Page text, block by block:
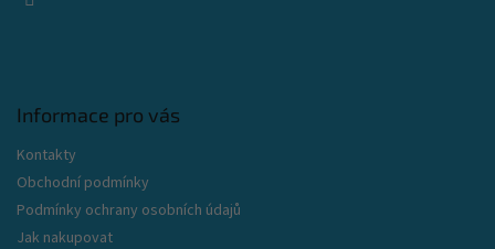
Informace pro vás
Kontakty
Obchodní podmínky
Podmínky ochrany osobních údajů
Jak nakupovat